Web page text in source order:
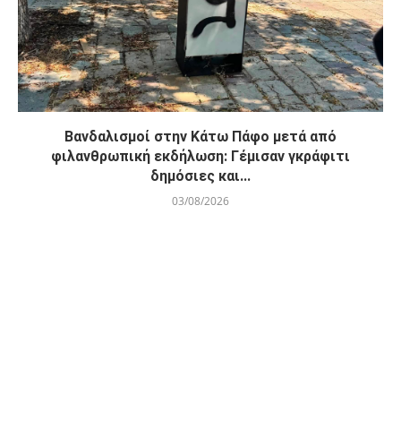
Βανδαλισμοί στην Κάτω Πάφο μετά από
φιλανθρωπική εκδήλωση: Γέμισαν γκράφιτι
δημόσιες και...
03/08/2026